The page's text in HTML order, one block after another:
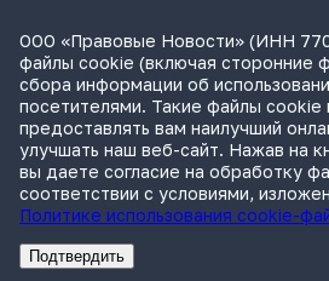
СИП проверит отмену патента на
устройствами после возражений
Практика
, 15:17
Суды 10 стран рассматривают иски
Google о возврате дивидендов
Международная практика
, 14:09
РекламаАдвокатское бюро Санкт-
ООО «Правовые Новости» (ИНН
файлы cookie (включая сторонние
сбора информации об
посетителями. Такие файлы cookie
предоставлять вам наилучший
улучшать наш веб-сайт. Нажав на
вы даете согласие на обработку
соответствии с условиями,
Политике использования cookie-
Подтвердить